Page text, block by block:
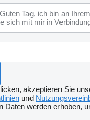
akzeptieren Sie
und
Daten werden erhoben,